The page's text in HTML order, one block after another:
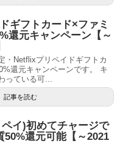
ギフトカード×ファミ
還元キャンペーン【～
・Netflixプリペイドギフトカ
還元キャンペーンです。 キ
っている可...
記事を読む
イ)初めてチャージで
50%還元可能【～2021